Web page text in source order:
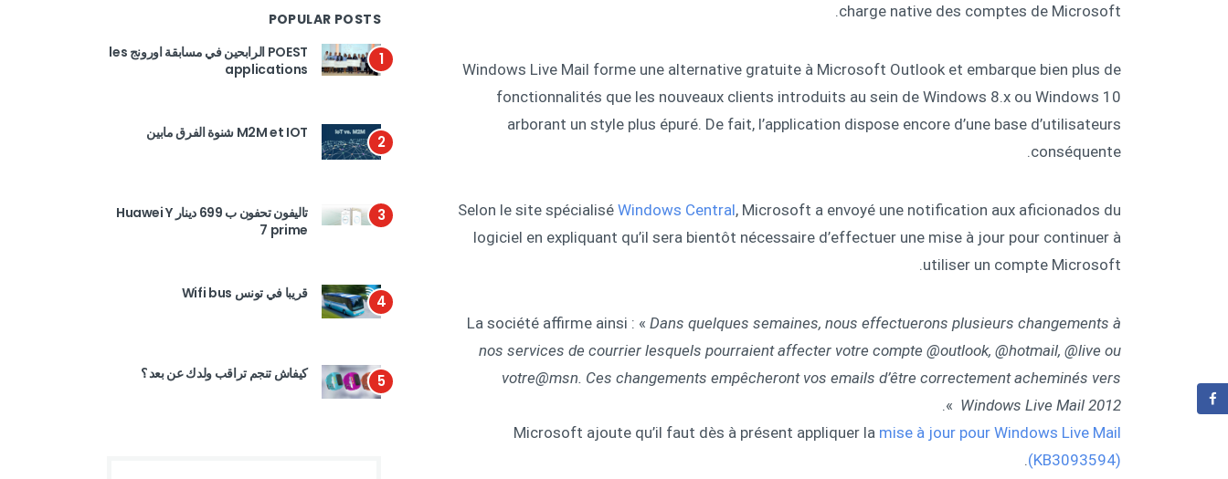
charge native des comptes de Microsoft.
Windows Live Mail forme une alternative gratuite à Microsoft Outlook et embarque bien plus de
fonctionnalités que les nouveaux clients introduits au sein de Windows 8.x ou Windows 10
arborant un style plus épuré. De fait, l’application dispose encore d’une base d’utilisateurs
conséquente.
Selon le site spécialisé Windows Central, Microsoft a envoyé une notification aux aficionados du
logiciel en expliquant qu’il sera bientôt nécessaire d’effectuer une mise à jour pour continuer à
utiliser un compte Microsoft.
La société affirme ainsi : « Dans quelques semaines, nous effectuerons plusieurs changements à
nos services de courrier lesquels pourraient affecter votre compte @outlook, @hotmail, @live ou
votre@msn. Ces changements empêcheront vos emails d’être correctement acheminés vers
Windows Live Mail 2012
».
Microsoft ajoute qu’il faut dès à présent appliquer la mise à jour pour Windows Live Mail
(KB3093594)
.
POPULAR POSTS
1
POEST الرابحين في مسابقة اورونج les
applications
2 M2M et IOT شنوة الفرق مابين
3
تاليفون تحفون ب 699 دينار Huawei Y
7 prime
4 قريبا في تونس Wifi bus
5 كيفاش تنجم تراقب ولدك عن بعد ؟